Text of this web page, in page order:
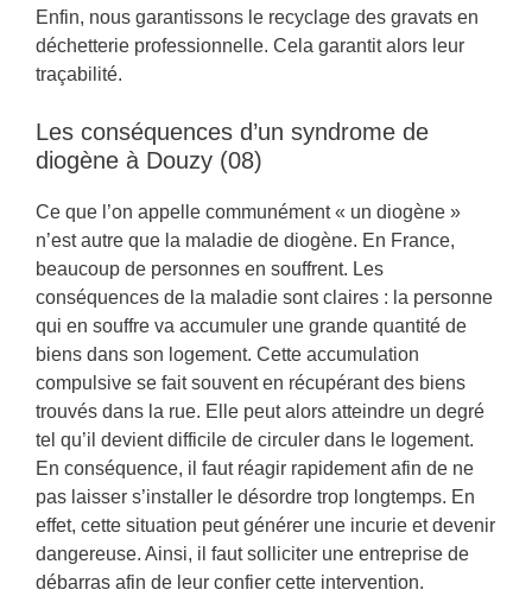
Enfin, nous garantissons le recyclage des gravats en
déchetterie professionnelle. Cela garantit alors leur
traçabilité.
Les conséquences d’un syndrome de
diogène à Douzy (08)
Ce que l’on appelle communément « un diogène »
n’est autre que la maladie de diogène. En France,
beaucoup de personnes en souffrent. Les
conséquences de la maladie sont claires : la personne
qui en souffre va accumuler une grande quantité de
biens dans son logement. Cette accumulation
compulsive se fait souvent en récupérant des biens
trouvés dans la rue. Elle peut alors atteindre un degré
tel qu’il devient difficile de circuler dans le logement.
En conséquence, il faut réagir rapidement afin de ne
pas laisser s’installer le désordre trop longtemps. En
effet, cette situation peut générer une incurie et devenir
dangereuse. Ainsi, il faut solliciter une entreprise de
débarras afin de leur confier cette intervention.